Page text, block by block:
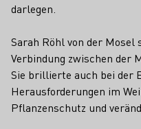
darlegen.
Sarah Röhl von der Mosel
Verbindung zwischen der
Sie brillierte auch bei der
Herausforderungen im
Pflanzenschutz und